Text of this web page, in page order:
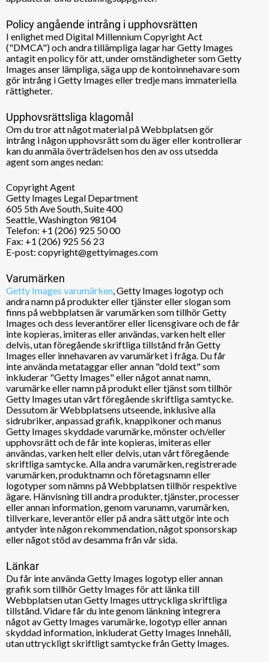
Policy angående intrång i upphovsrätten
I enlighet med Digital Millennium Copyright Act
("DMCA") och andra tillämpliga lagar har Getty Images
antagit en policy för att, under omständigheter som Getty
Images anser lämpliga, säga upp de kontoinnehavare som
gör intrång i Getty Images eller tredje mans immateriella
rättigheter.
Upphovsrättsliga klagomål
Om du tror att något material på Webbplatsen gör
intrång i någon upphovsrätt som du äger eller kontrollerar
kan du anmäla överträdelsen hos den av oss utsedda
agent som anges nedan:
Copyright Agent
Getty Images Legal Department
605 5th Ave South, Suite 400
Seattle, Washington 98104
Telefon: +1 (206) 925 50 00
Fax: +1 (206) 925 56 23
E-post: copyright@gettyimages.com
Varumärken
Getty Images varumärken, Getty Images logotyp och
andra namn på produkter eller tjänster eller slogan som
finns på webbplatsen är varumärken som tillhör Getty
Images och dess leverantörer eller licensgivare och de får
inte kopieras, imiteras eller användas, varken helt eller
delvis, utan föregående skriftliga tillstånd från Getty
Images eller innehavaren av varumärket i fråga. Du får
inte använda metataggar eller annan "dold text" som
inkluderar "Getty Images" eller något annat namn,
varumärke eller namn på produkt eller tjänst som tillhör
Getty Images utan vårt föregående skriftliga samtycke.
Dessutom är Webbplatsens utseende, inklusive alla
sidrubriker, anpassad grafik, knappikoner och manus
Getty Images skyddade varumärke, mönster och/eller
upphovsrätt och de får inte kopieras, imiteras eller
användas, varken helt eller delvis, utan vårt föregående
skriftliga samtycke. Alla andra varumärken, registrerade
varumärken, produktnamn och företagsnamn eller
logotyper som nämns på Webbplatsen tillhör respektive
ägare. Hänvisning till andra produkter, tjänster, processer
eller annan information, genom varunamn, varumärken,
tillverkare, leverantör eller på andra sätt utgör inte och
antyder inte någon rekommendation, något sponsorskap
eller något stöd av desamma från vår sida.
Länkar
Du får inte använda Getty Images logotyp eller annan
grafik som tillhör Getty Images för att länka till
Webbplatsen utan Getty Images uttryckliga skriftliga
tillstånd. Vidare får du inte genom länkning integrera
något av Getty Images varumärke, logotyp eller annan
skyddad information, inkluderat Getty Images Innehåll,
utan uttryckligt skriftligt samtycke från Getty Images.